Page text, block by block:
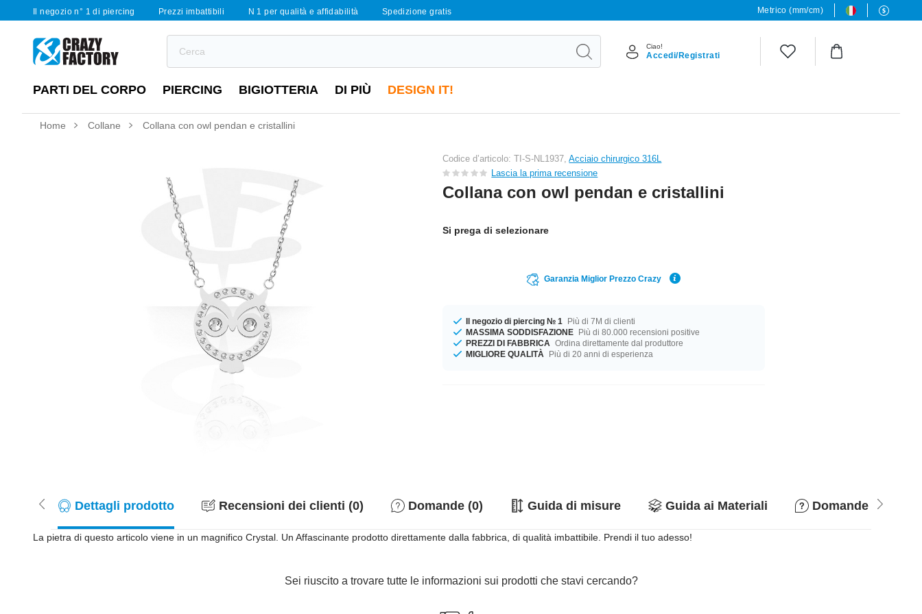
Il negozio n° 1 di piercing Prezzi imbattibili N 1 per qualità e affidabilità Spedizione gratis Metrico (mm/cm)
Ciao!
Accedi/Registrati
PARTI DEL CORPO PIERCING BIGIOTTERIA DI PIÙ DESIGN IT!
Home Collane Collana con owl pendan e cristallini
Codice d’articolo: TI-S-NL1937,Acciaio chirurgico 316L
Lascia la prima recensione
Collana con owl pendan e cristallini
Si prega di selezionare
Garanzia Miglior Prezzo Crazy
Il negozio di piercing № 1
Più di 7M di clienti
MASSIMA SODDISFAZIONE Più di 80.000 recensioni positive
PREZZI DI FABBRICA Ordina direttamente dal produttore
MIGLIORE QUALITÀ
Più di 20 anni di esperienza
Dettagli prodotto Recensioni dei clienti (0) Domande (0) Guida di misure Guida ai Materiali Domande &
La pietra di questo articolo viene in un magnifico Crystal. Un Affascinante prodotto direttamente dalla fabbrica, di qualità imbattibile. Prendi il tuo adesso!
Sei riuscito a trovare tutte le informazioni sui prodotti che stavi cercando?